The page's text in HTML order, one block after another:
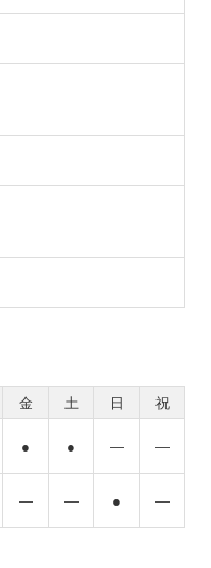
金 土 日
祝
● ● ― ―
― ― ● ―